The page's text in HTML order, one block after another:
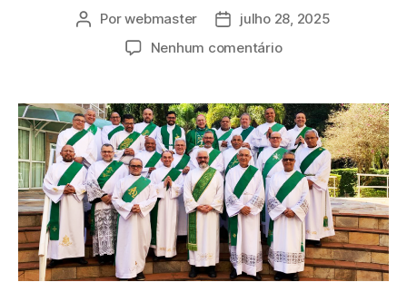
Porwebmaster
julho 28, 2025
Nenhum comentário